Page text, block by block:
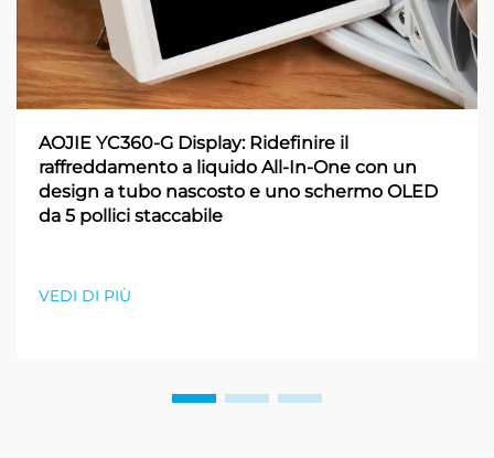
AOJIE YC360-G Display: Ridefinire il
raffreddamento a liquido All-In-One con un
design a tubo nascosto e uno schermo OLED
da 5 pollici staccabile
VEDI DI PIÙ